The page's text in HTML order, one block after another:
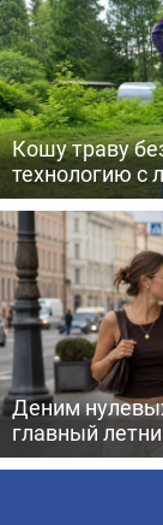
Кошу траву
технологию с
Деним
главный